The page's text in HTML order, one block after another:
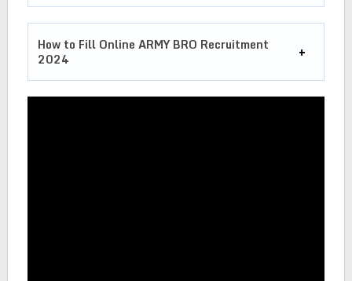
How to Fill Online ARMY BRO Recruitment
2024